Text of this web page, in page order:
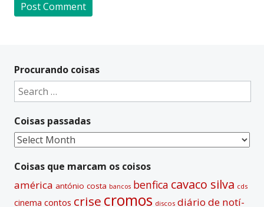
t
e
a
t
i
v
Procurando coisas
Search
for:
Coisas passadas
Coisas
Coisas que marcam os coisos
américa antónio costa bancos benfica cavaco silva cds
cinema contos crise cromos discos diário de notí­